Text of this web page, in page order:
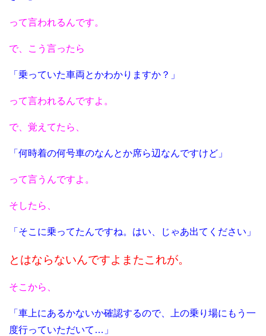
って言われるんです。
で、こう言ったら
「乗っていた車両とかわかりますか？」
って言われるんですよ。
で、覚えてたら、
「何時着の何号車のなんとか席ら辺なんですけど」
って言うんですよ。
そしたら、
「そこに乗ってたんですね。はい、じゃあ出てください」
とはならないんですよまたこれが。
そこから、
「車上にあるかないか確認するので、上の乗り場にもう一
度行っていただいて…」